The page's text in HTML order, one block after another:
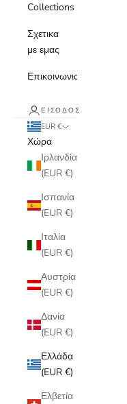
Collections
Σχετικα
με εμας
Επικοινωνια
ΕΊΣΟΔΟΣ
EUR €
Χώρα
Ιρλανδία
(EUR €)
Ισπανία
(EUR €)
Ιταλία
(EUR €)
Αυστρία
(EUR €)
Δανία
(EUR €)
Ελλάδα
(EUR €)
Ελβετία